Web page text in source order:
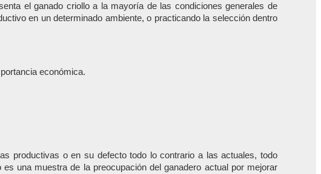
el ganado criollo a la mayoría de las condiciones generales de
en un determinado ambiente, o practicando la selección dentro
económica.
productivas o en su defecto todo lo contrario a las actuales, todo
una muestra de la preocupación del ganadero actual por mejorar